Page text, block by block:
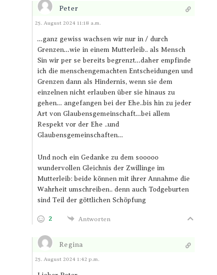
Peter
Antworten
25. August 2024 11:18 a.m.
…ganz gewiss wachsen wir nur in / durch
Grenzen…wie in einem Mutterleib.. als Mensch
Sin wir per se bereits begrenzt…daher empfinde
ich die menschengemachten Entscheidungen und
Grenzen dann als Hindernis, wenn sie dem
einzelnen nicht erlauben über sie hinaus zu
gehen… angefangen bei der Ehe..bis hin zu jeder
Art von Glaubensgemeinschaft…bei allem
Respekt vor der Ehe ..und
Glaubensgemeinschaften…
Und noch ein Gedanke zu dem sooooo
wundervollen Gleichnis der Zwillinge im
Mutterleib: beide können mit ihrer Annahme die
Wahrheit umschreiben.. denn auch Todgeburten
sind Teil der göttlichen Schöpfung
2 Antworten
Regina
Antworten
25. August 2024 1:42 p.m.